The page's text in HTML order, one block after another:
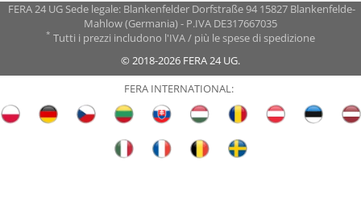
FERA 24 UG Sede legale: Blankenfelder Dorfstraße 94 15827 Blankenfelde-
Mahlow (Germania) - P.IVA DE317667035
* Tutti i prezzi includono l'IVA / più le spese di spedizione
© 2018-2026 FERA 24 UG.
FERA INTERNATIONAL: